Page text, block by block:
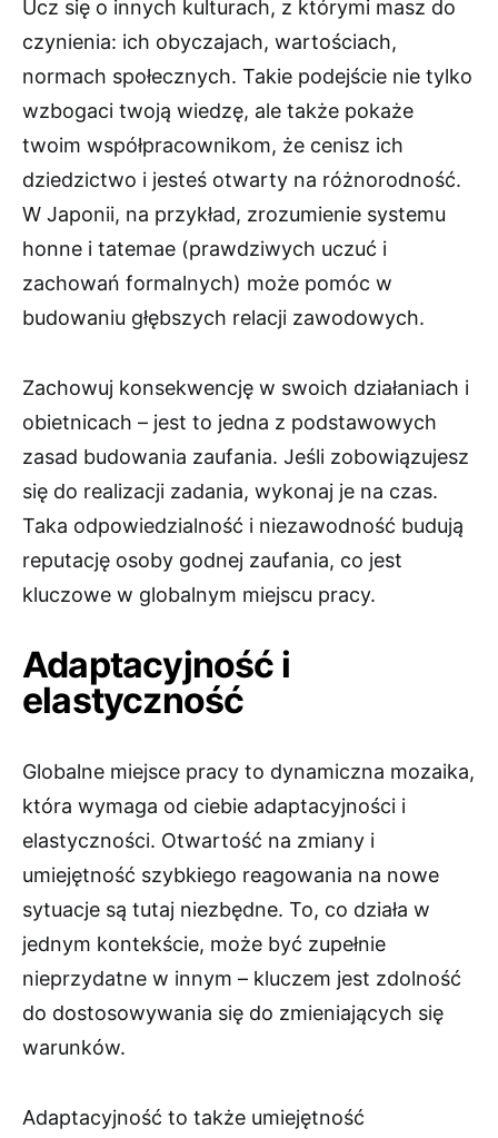
Ucz się o innych kulturach, z którymi masz do
czynienia: ich obyczajach, wartościach,
normach społecznych. Takie podejście nie tylko
wzbogaci twoją wiedzę, ale także pokaże
twoim współpracownikom, że cenisz ich
dziedzictwo i jesteś otwarty na różnorodność.
W Japonii, na przykład, zrozumienie systemu
honne i tatemae (prawdziwych uczuć i
zachowań formalnych) może pomóc w
budowaniu głębszych relacji zawodowych.
Zachowuj konsekwencję w swoich działaniach i
obietnicach – jest to jedna z podstawowych
zasad budowania zaufania. Jeśli zobowiązujesz
się do realizacji zadania, wykonaj je na czas.
Taka odpowiedzialność i niezawodność budują
reputację osoby godnej zaufania, co jest
kluczowe w globalnym miejscu pracy.
Adaptacyjność i
elastyczność
Globalne miejsce pracy to dynamiczna mozaika,
która wymaga od ciebie adaptacyjności i
elastyczności. Otwartość na zmiany i
umiejętność szybkiego reagowania na nowe
sytuacje są tutaj niezbędne. To, co działa w
jednym kontekście, może być zupełnie
nieprzydatne w innym – kluczem jest zdolność
do dostosowywania się do zmieniających się
warunków.
Adaptacyjność to także umiejętność